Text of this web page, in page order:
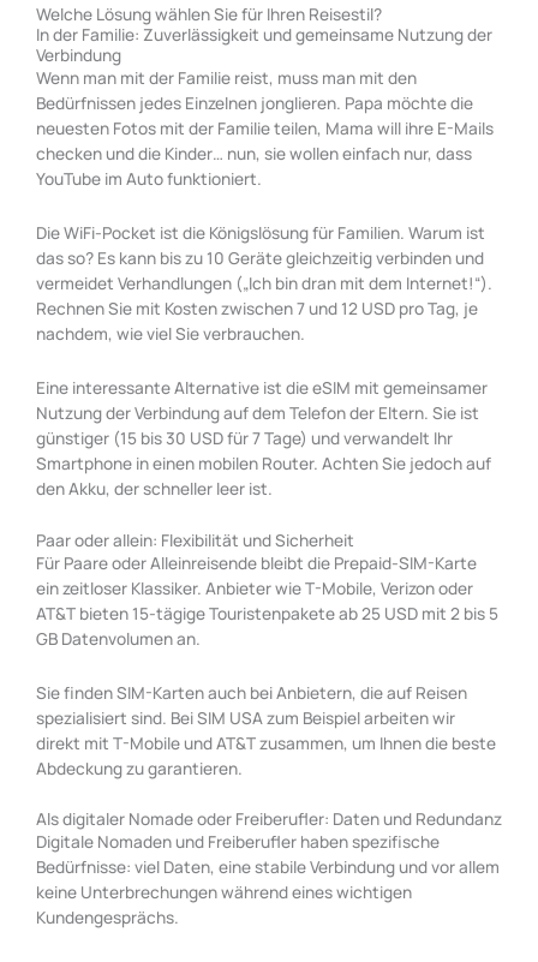
Welche Lösung wählen Sie für Ihren Reisestil?
In der Familie: Zuverlässigkeit und gemeinsame Nutzung der
Verbindung
Wenn man mit der Familie reist, muss man mit den
Bedürfnissen jedes Einzelnen jonglieren. Papa möchte die
neuesten Fotos mit der Familie teilen, Mama will ihre E-Mails
checken und die Kinder… nun, sie wollen einfach nur, dass
YouTube im Auto funktioniert.
Die WiFi-Pocket ist die Königslösung für Familien. Warum ist
das so? Es kann bis zu 10 Geräte gleichzeitig verbinden und
vermeidet Verhandlungen („Ich bin dran mit dem Internet!“).
Rechnen Sie mit Kosten zwischen 7 und 12 USD pro Tag, je
nachdem, wie viel Sie verbrauchen.
Eine interessante Alternative ist die eSIM mit gemeinsamer
Nutzung der Verbindung auf dem Telefon der Eltern. Sie ist
günstiger (15 bis 30 USD für 7 Tage) und verwandelt Ihr
Smartphone in einen mobilen Router. Achten Sie jedoch auf
den Akku, der schneller leer ist.
Paar oder allein: Flexibilität und Sicherheit
Für Paare oder Alleinreisende bleibt die Prepaid-SIM-Karte
ein zeitloser Klassiker. Anbieter wie T-Mobile, Verizon oder
AT&T bieten 15-tägige Touristenpakete ab 25 USD mit 2 bis 5
GB Datenvolumen an.
Sie finden SIM-Karten auch bei Anbietern, die auf Reisen
spezialisiert sind. Bei SIM USA zum Beispiel arbeiten wir
direkt mit T-Mobile und AT&T zusammen, um Ihnen die beste
Abdeckung zu garantieren.
Als digitaler Nomade oder Freiberufler: Daten und Redundanz
Digitale Nomaden und Freiberufler haben spezifische
Bedürfnisse: viel Daten, eine stabile Verbindung und vor allem
keine Unterbrechungen während eines wichtigen
Kundengesprächs.